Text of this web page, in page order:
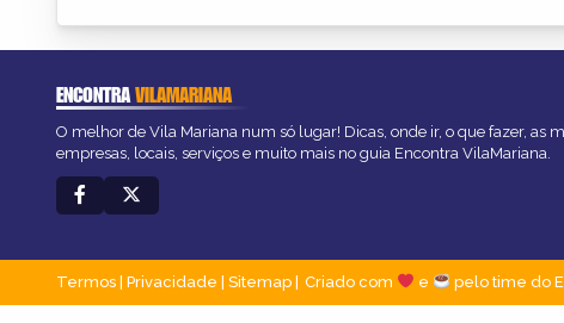
ENCONTRAVILAMARIANA
O melhor de Vila Mariana num só lugar! Dicas, onde ir, o que fazer, as
empresas, locais, serviços e muito mais no guia Encontra VilaMariana.
Termos Privacidade Sitemap Criado com e pelo time do